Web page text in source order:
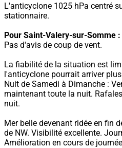
L'anticyclone 1025 hPa centré
stationnaire.
Pour Saint-Valery-sur-Somme :
Pas d'avis de coup de vent.
La fiabilité de la situation est
l'anticyclone pourrait arriver
Nuit de Samedi à Dimanche :
maintenant toute la nuit.
nuit.
Mer belle devenant ridée en fin
de NW. Visibilité excellente.
Amélioration en cours de